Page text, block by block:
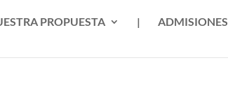
PROPUESTA | ADMISIONES